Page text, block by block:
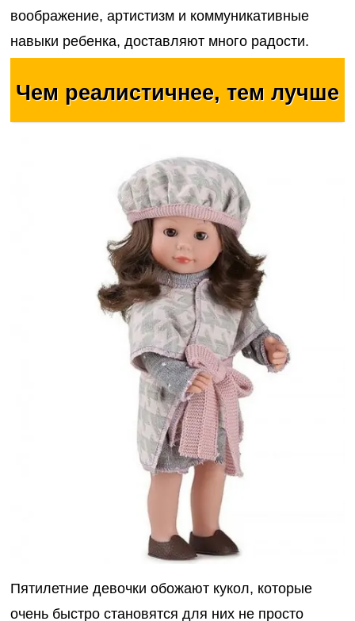
воображение, артистизм и коммуникативные
навыки ребенка, доставляют много радости.
Чем реалистичнее, тем лучше
Пятилетние девочки обожают кукол, которые
очень быстро становятся для них не просто